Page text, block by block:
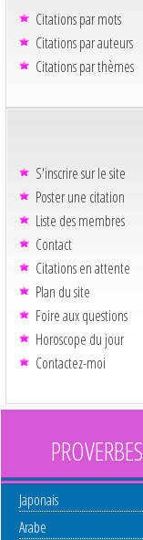
Citations par mots
Citations par auteurs
Citations par thèmes
S'inscrire sur le site
Poster une citation
Liste des membres
Contact
Citations en attente
Plan du site
Foire aux questions
Horoscope du jour
Contactez-moi
PROVERBES
Japonais
Arabe